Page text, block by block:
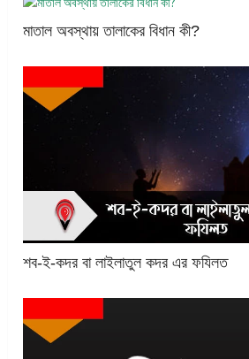
মাতাল অবস্থায় তালাকের বিধান কী?
শব-ই-কদর বা লাইলাতুল কদর এর ফযিলত